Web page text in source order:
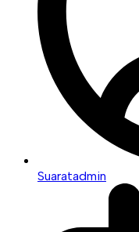
Suaratadmin